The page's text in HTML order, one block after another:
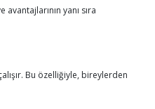
yanı sıra
Bu özelliğiyle, bireylerden